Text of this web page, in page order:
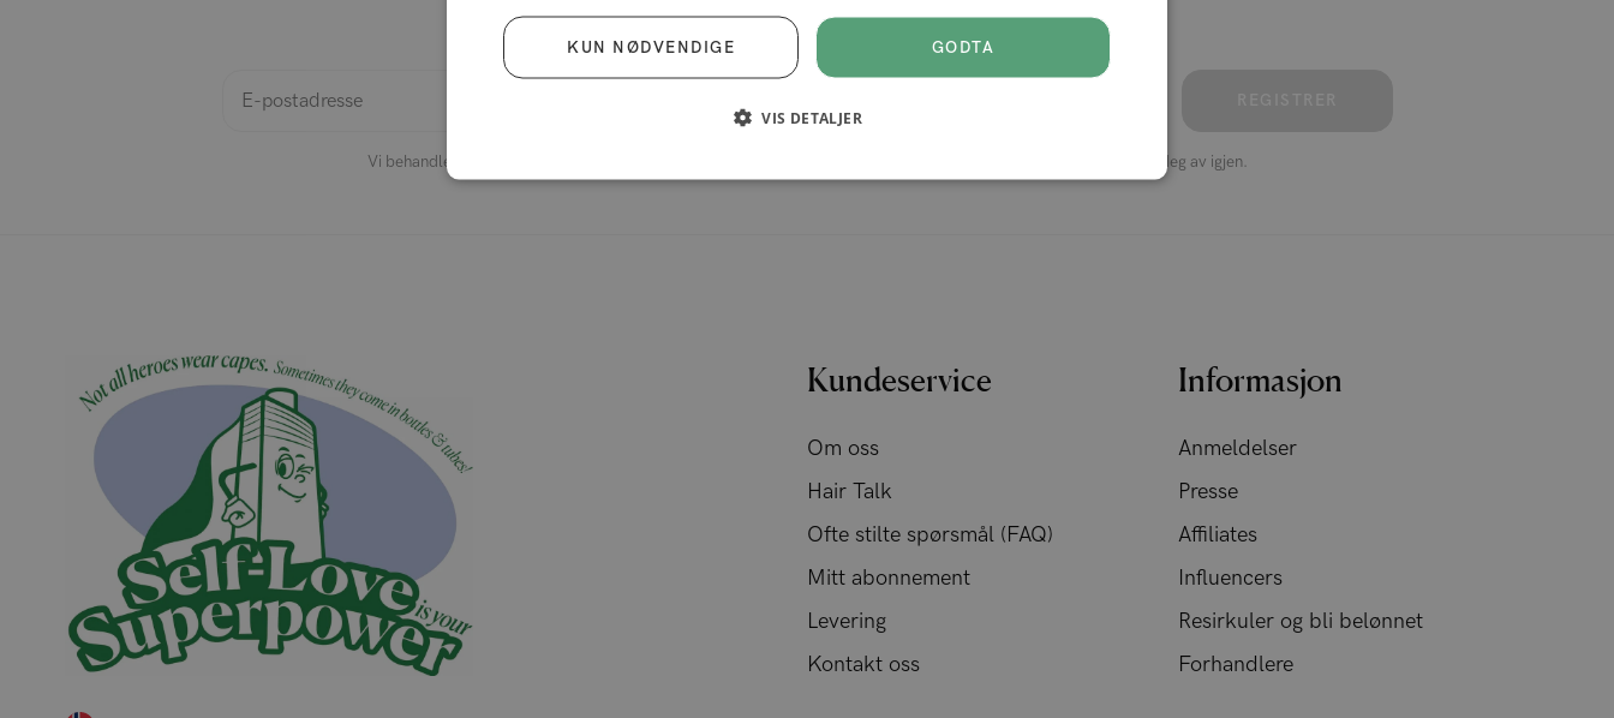
tilbud, gode råd og ny inspirasjon på reisen din til sunnere hår.
Vi behandler informasjonen din i samsvar med våre , og du kan alltid melde deg av igjen.
Kundeservice
Om oss
Hair Talk
Ofte stilte spørsmål (FAQ)
Mitt abonnement
Levering
Kontakt oss
Informasjon
Anmeldelser
Presse
Affiliates
Influencers
Resirkuler og bli belønnet
Forhandlere
GODTA
KUN NØDVENDIGE
VIS DETALJER